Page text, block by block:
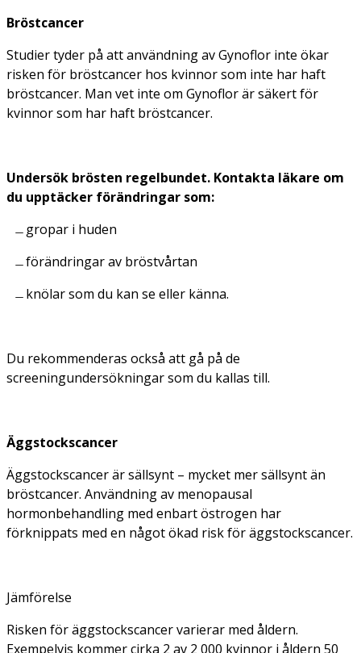
Bröstcancer
Studier tyder på att användning av Gynoflor inte ökar
risken för bröstcancer hos kvinnor som inte har haft
bröstcancer. Man vet inte om Gynoflor är säkert för
kvinnor som har haft bröstcancer.
Undersök brösten regelbundet. Kontakta läkare om
du upptäcker förändringar som:
gropar i huden
förändringar av bröstvårtan
knölar som du kan se eller känna.
Du rekommenderas också att gå på de
screeningundersökningar som du kallas till.
Äggstockscancer
Äggstockscancer är sällsynt – mycket mer sällsynt än
bröstcancer. Användning av menopausal
hormonbehandling med enbart östrogen har
förknippats med en något ökad risk för äggstockscancer.
Jämförelse
Risken för äggstockscancer varierar med åldern.
Exempelvis kommer cirka 2 av 2 000 kvinnor i åldern 50